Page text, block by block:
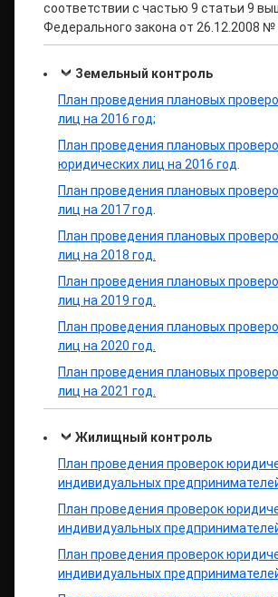
соответствии с частью 9 статьи 9
Федерального закона от 26.12.2008 №
Земельный контроль
План проведения плановых
лиц на 2016 год;
План проведения плановых
юридических лиц на 2016 год
План проведения плановых
лиц на 2017 год
План проведения плановых
лиц на 2018 год.
План проведения плановых
лиц на 2019 год.
План проведения плановых
лиц на 2020 год.
План проведения плановых
лиц на 2021 год.
Жилищный контроль
План проведения проверок
индивидуальных
План проведения проверок
индивидуальных
План проведения проверок
индивидуальных